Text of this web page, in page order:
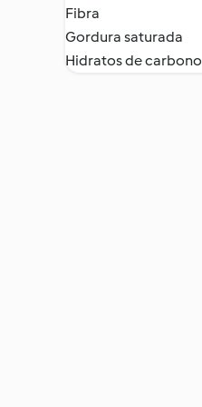
Fibra
Gordura saturada
Hidratos de carbono